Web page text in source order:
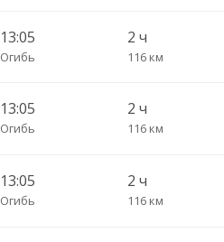
13:05
Огибь
2 ч
116 км
13:05
Огибь
2 ч
116 км
13:05
Огибь
2 ч
116 км